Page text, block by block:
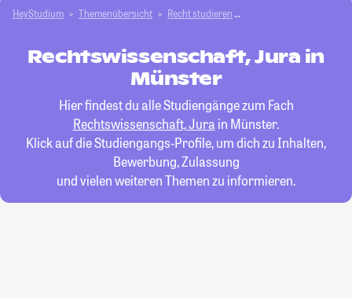
HeyStudium Themenübersicht Recht studieren
Rechtswissenschaft, Jura in
Münster
Hier findest du alle Studiengänge zum Fach
Rechtswissenschaft, Jura in Münster.
Klick auf die Studiengangs-Profile, um dich zu Inhalten,
Bewerbung, Zulassung
und vielen weiteren Themen zu informieren.